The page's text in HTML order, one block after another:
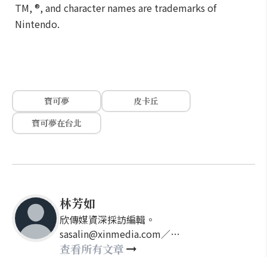
TM, ®, and character names are trademarks of
Nintendo.
寶可夢
皮卡丘
寶可夢在台北
林芳如
欣傳媒資深採訪編輯。
sasalin@xinmedia.com／
happy21917@gmail.com
查看所有文章